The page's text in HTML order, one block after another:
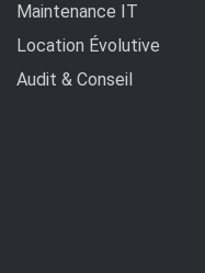
Maintenance IT
Location Évolutive
Audit & Conseil